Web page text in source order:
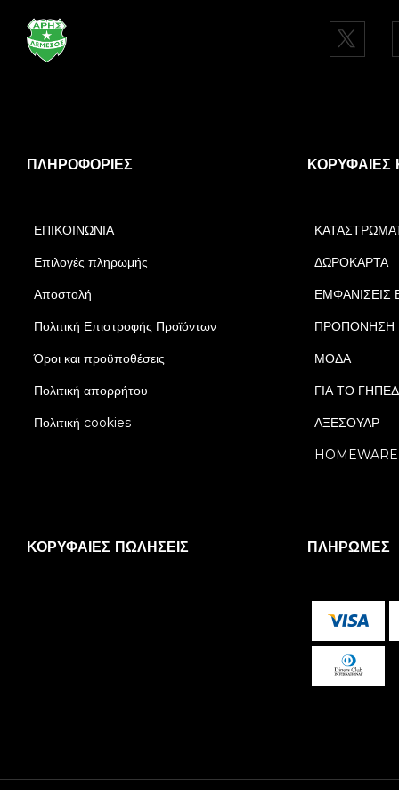
ΠΛΗΡΟΦΟΡΊΕΣ
ΕΠΙΚΟΙΝΩΝΙΑ
Επιλογές πληρωμής
Αποστολή
Πολιτική Επιστροφής Προϊόντων
Όροι και προϋποθέσεις
Πολιτική απορρήτου
Πολιτική cookies
ΚΟΡΥΦΑΊΕΣ
ΔΩΡΟΚΑΡΤΑ
ΕΜΦΑΝΙΣΕΙΣ
ΠΡΟΠΟΝΗΣΗ
ΜΟΔΑ
ΓΙΑ ΤΟ
ΑΞΕΣΟΥΑΡ
HOMEWARE
ΚΟΡΥΦΑΊΕΣ ΠΩΛΉΣΕΙΣ ΠΛΗΡΩΜΈΣ